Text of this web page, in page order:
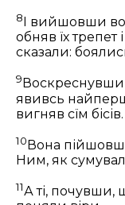
8
І вийшовши
обняв їх трепет
сказали:
9
явивсь
вигняв сїм бісів.
10Вона
Ним, як
11А ті, почувши,